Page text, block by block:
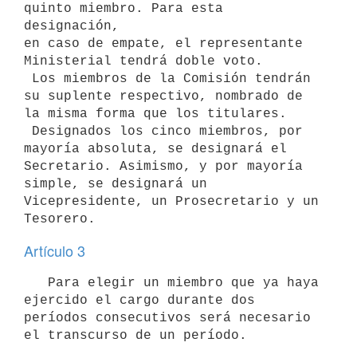
quinto miembro. Para esta
designación,
en caso de empate, el representante
Ministerial tendrá doble voto.
su suplente respectivo, nombrado de
la misma forma que los titulares.
mayoría absoluta, se designará el
Secretario. Asimismo, y por mayoría
simple, se designará un
Vicepresidente, un Prosecretario y un
Artículo 3
ejercido el cargo durante dos
períodos consecutivos será necesario